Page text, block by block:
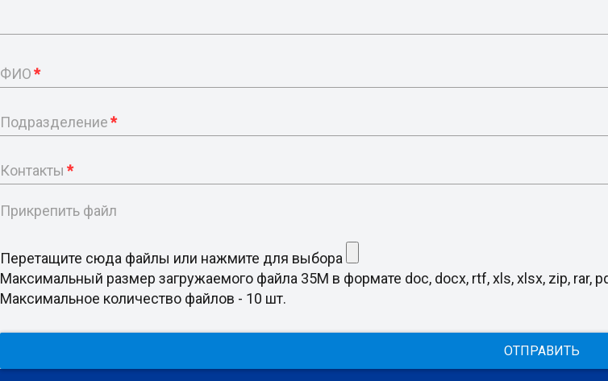
ФИО*
Подразделение*
Контакты *
Прикрепить файл
Перетащите сюда файлы или нажмите для выбора
Максимальный размер загружаемого файла 35M в формате doc, docx, rtf, xls, xlsx, zip, rar,
Максимальное количество файлов - 10 шт.
ОТПРАВИТЬ